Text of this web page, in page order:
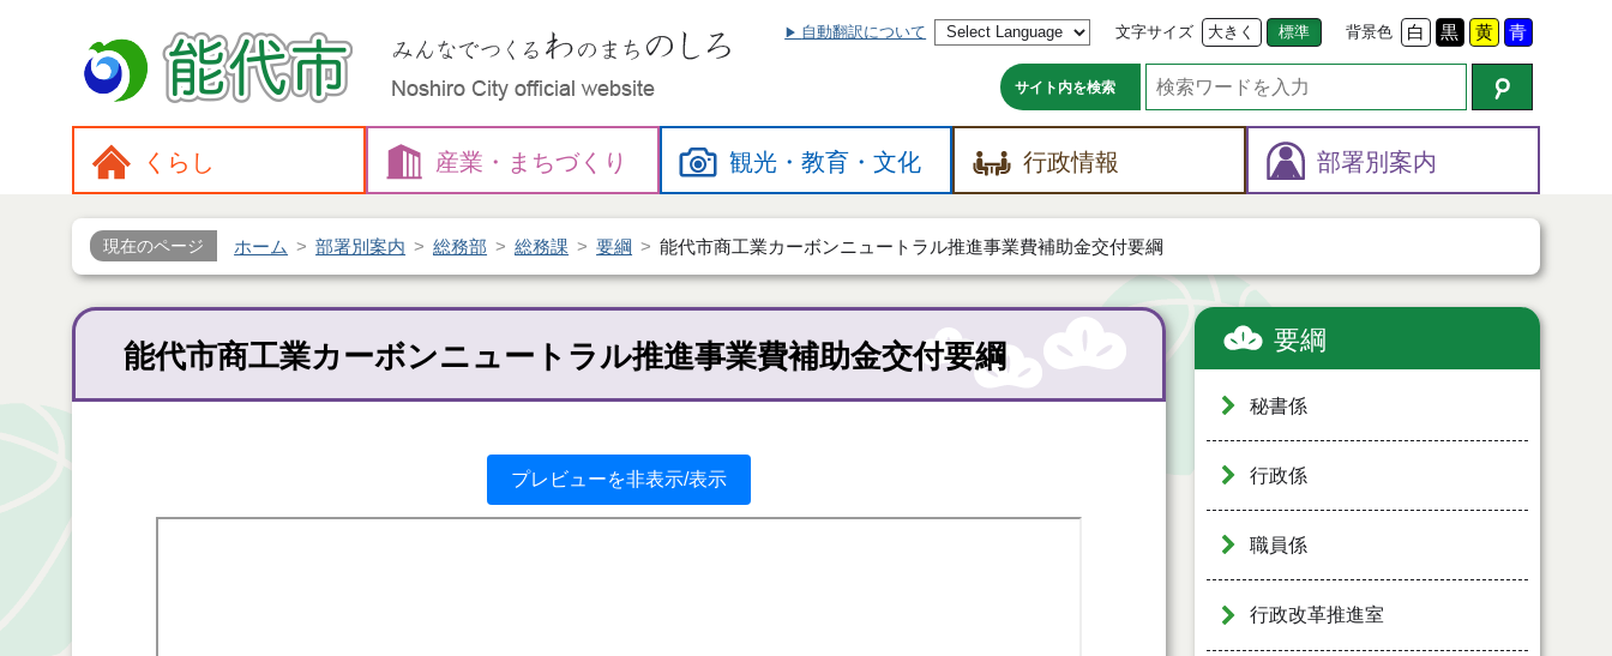
自動翻訳について 文字サイズ 大きく 標準 背景色 白 黒 黄 青
サイト内を検索
くらし 産業・ まちづくり 観光・教育・文化 行政情報 部署別案内
現在のページ ホーム 部署別案内 総務部 総務課 要綱 能代市商工業カーボンニュートラル推進事業費補助金交付要綱
能代市商工業カーボンニュートラル推進事業費補助金交付要綱
プレビューを非表示/表示
要綱
秘書係
行政係
職員係
行政改革推進室